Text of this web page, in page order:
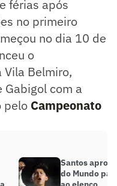
férias após
no primeiro
no dia 10 de
o
Vila Belmiro,
com a
pelo Campeonato
Santos
do Mundo